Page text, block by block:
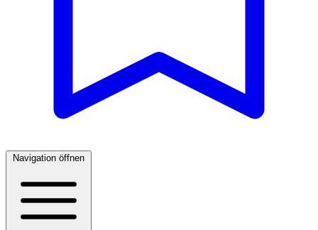
Navigation öffnen